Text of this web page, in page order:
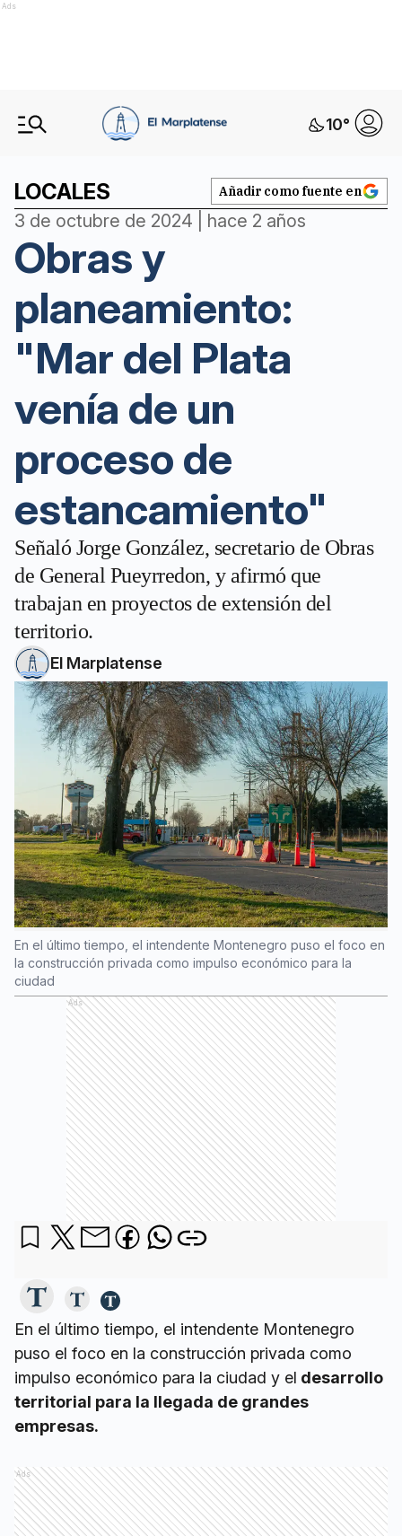
Ads
10°
LOCALES Añadir como fuente en
3 de octubre de 2024 | hace 2 años
Obras y
planeamiento:
"Mar del Plata
venía de un
proceso de
estancamiento"
Señaló Jorge González, secretario de Obras
de General Pueyrredon, y afirmó que
trabajan en proyectos de extensión del
territorio.
El Marplatense
En el último tiempo, el intendente Montenegro puso el foco en
la construcción privada como impulso económico para la
ciudad
Ads
En el último tiempo, el intendente Montenegro
puso el foco en la construcción privada como
impulso económico para la ciudad y el desarrollo
territorial para la llegada de grandes
empresas.
Ads